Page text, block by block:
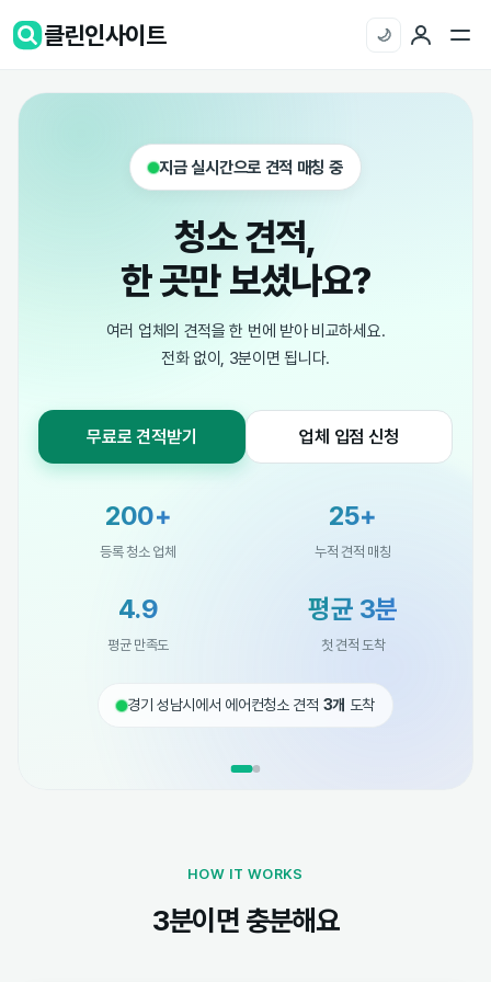
클린인사이트 🌙
지금 실시간으로 견적 매칭 중
청소 견적,
한 곳만 보셨나요?
여러 업체의 견적을 한 번에 받아 비교하세요.
전화 없이, 3분이면 됩니다.
경기 성남시에서 에어컨청소 견적 3개 도착
200+
등록 청소 업체
25+
누적 견적 매칭
4.9
평균 만족도
평균 3분
첫 견적 도착
무료로 견적받기 업체 입점 신청
HOW IT WORKS
3분이면 충분해요